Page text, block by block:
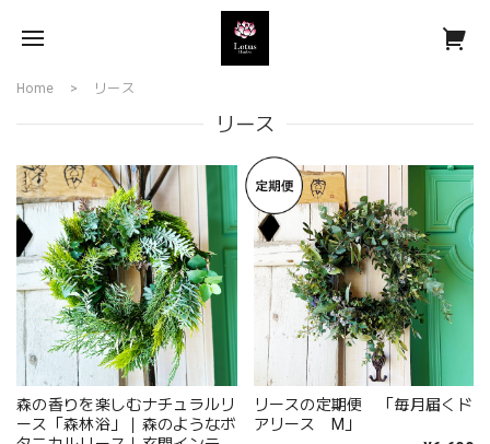
Home リース
リース
森の香りを楽しむナチュラルリ
ース「森林浴」｜森のようなボ
リースの定期便 「毎月届くド
アリース M」